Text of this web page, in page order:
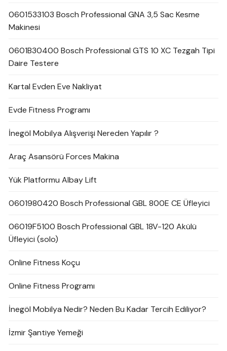
0601533103 Bosch Professional GNA 3,5 Sac Kesme
Makinesi
0601B30400 Bosch Professional GTS 10 XC Tezgah Tipi
Daire Testere
Kartal Evden Eve Nakliyat
Evde Fitness Programı
İnegöl Mobilya Alışverişi Nereden Yapılır ?
Araç Asansörü Forces Makina
Yük Platformu Albay Lift
0601980420 Bosch Professional GBL 800E CE Üfleyici
06019F5100 Bosch Professional GBL 18V-120 Akülü
Üfleyici (solo)
Online Fitness Koçu
Online Fitness Programı
İnegöl Mobilya Nedir? Neden Bu Kadar Tercih Ediliyor?
İzmir Şantiye Yemeği